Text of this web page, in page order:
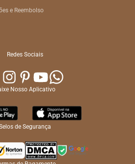
e Reembolso
Redes Sociais
Nosso Aplicativo
de Segurança